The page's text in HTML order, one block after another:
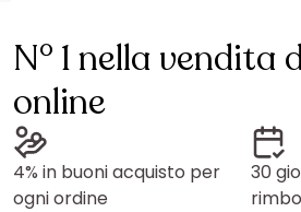
N° 1 nella vendita
online
4% in buoni acquisto per
ogni ordine
30